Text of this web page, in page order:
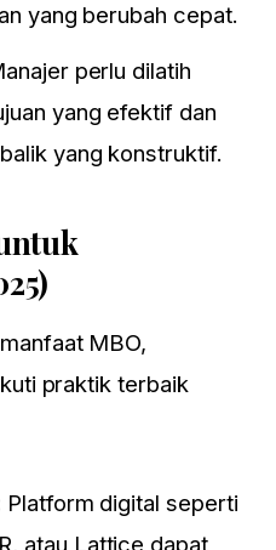
yang berubah cepat.
perlu dilatih
yang efektif dan
yang konstruktif.
MBO,
praktik terbaik
Platform digital seperti
atau Lattice dapat